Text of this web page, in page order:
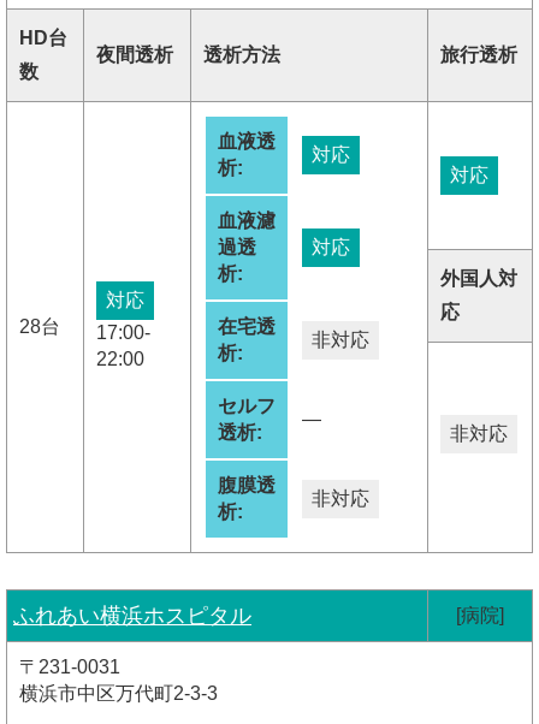
HD台
数
夜間透析 透析方法 旅行透析
28台
対応
17:00-
22:00
血液透
析:
対応
血液濾
過透
析:
対応
在宅透
析:
非対応
セルフ
透析:
―
腹膜透
析:
非対応
対応
外国人対
応
非対応
ふれあい横浜ホスピタル [病院]
〒231-0031
横浜市中区万代町2-3-3